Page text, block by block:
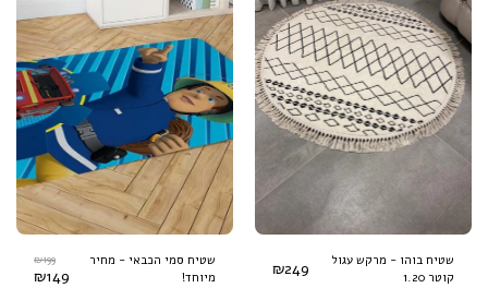
שטיח בוהו - מרקש עגול
קוטר 1.20
₪249
שטיח סמי הכבאי - מחיר
מיוחד!
₪199
₪149